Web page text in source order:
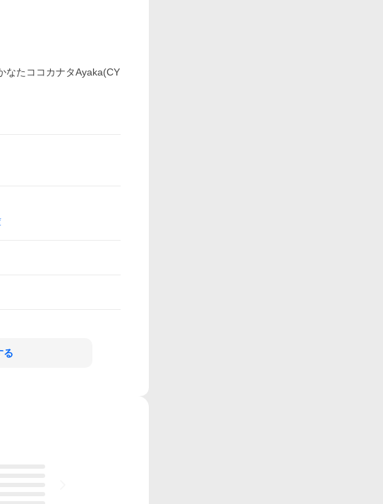
なたココカナタAyaka(CY
る